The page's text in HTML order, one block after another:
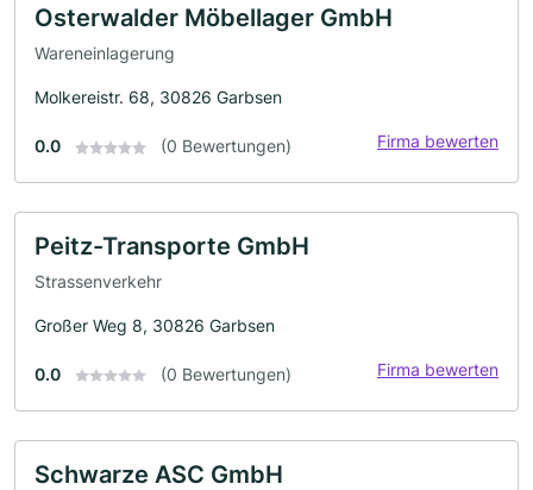
Osterwalder Möbellager GmbH
Wareneinlagerung
Molkereistr. 68, 30826 Garbsen
0.0 (0 Bewertungen) Firma bewerten
Peitz-Transporte GmbH
Strassenverkehr
Großer Weg 8, 30826 Garbsen
0.0 (0 Bewertungen) Firma bewerten
Schwarze ASC GmbH